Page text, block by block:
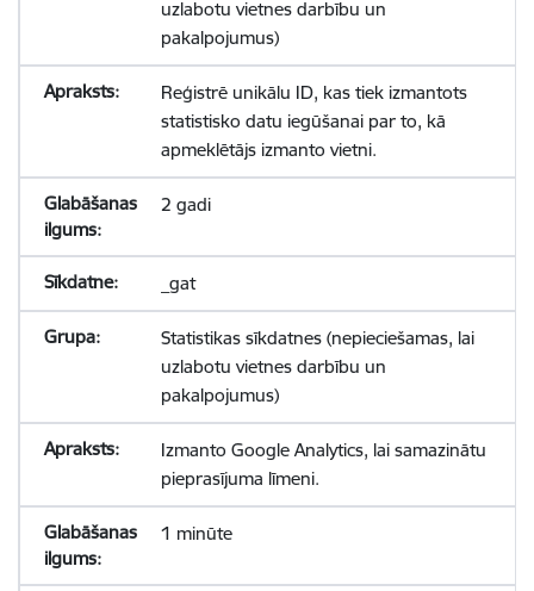
uzlabotu vietnes darbību un
pakalpojumus)
Reģistrē unikālu ID, kas tiek izmantots
statistisko datu iegūšanai par to, kā
apmeklētājs izmanto vietni.
2 gadi
_gat
Statistikas sīkdatnes (nepieciešamas, lai
uzlabotu vietnes darbību un
pakalpojumus)
Izmanto Google Analytics, lai samazinātu
pieprasījuma līmeni.
1 minūte